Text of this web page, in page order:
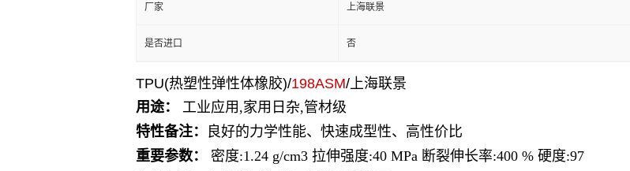
厂家 上海联景
是否进口 否
TPU(热塑性弹性体橡胶)/198ASM/上海联景
用途：
工业应用,家用日杂,管材级
特性备注：
良好的力学性能、快速成型性、高性价比
重要参数：
密度:1.24 g/cm3 拉伸强度:40 MPa 断裂伸长率:400 % 硬度:97